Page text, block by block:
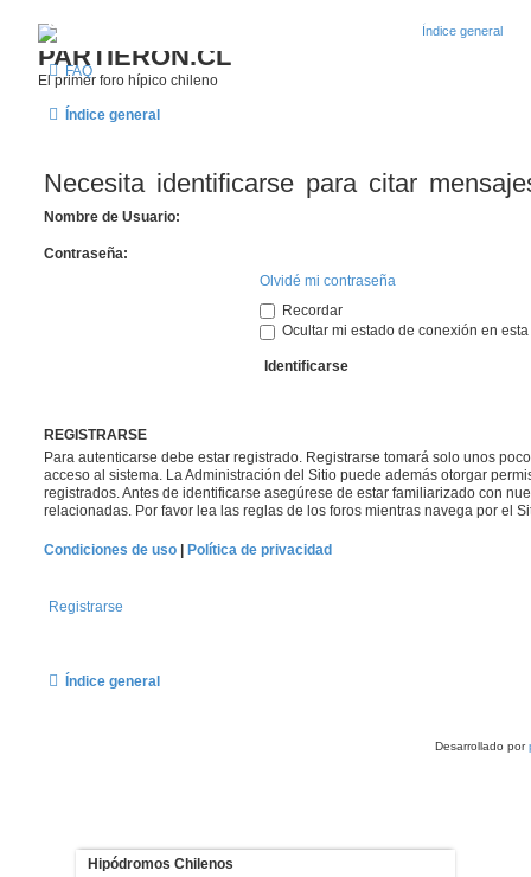
¿Qué esperas? Regístrate como usuario en
PARTIERON.CL
El primer foro hípico chileno
FAQ
Índice general
Necesita identificarse para citar
Nombre de Usuario:
Contraseña:
Olvidé mi contraseña
Recordar
Ocultar mi estado de conexión en
REGISTRARSE
Para autenticarse debe estar registrado. Registrarse tomará solo unos
acceso al sistema. La Administración del Sitio puede además otorgar
registrados. Antes de identificarse asegúrese de estar familiarizado con
relacionadas. Por favor lea las reglas de los foros mientras navega por el
Condiciones de uso | Política de privacidad
Registrarse
Índice general
Desarrollado por
Hipódromos Chilenos